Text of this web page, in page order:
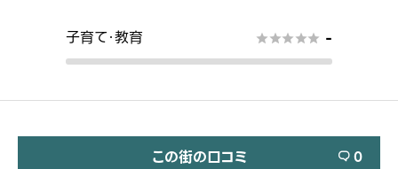
子育て・教育  -
この街の口コミ  0